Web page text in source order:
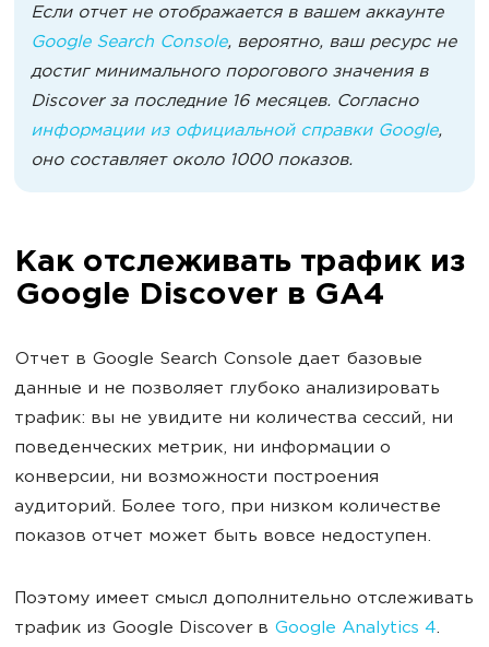
Если отчет не отображается в вашем аккаунте
Google Search Console, вероятно, ваш ресурс не
достиг минимального порогового значения в
Discover за последние 16 месяцев. Согласно
информации из официальной справки Google,
оно составляет около 1000 показов.
Как отслеживать трафик из
Google Discover в GA4
Отчет в Google Search Console дает базовые
данные и не позволяет глубоко анализировать
трафик: вы не увидите ни количества сессий, ни
поведенческих метрик, ни информации о
конверсии, ни возможности построения
аудиторий. Более того, при низком количестве
показов отчет может быть вовсе недоступен.
Поэтому имеет смысл дополнительно отслеживать
трафик из Google Discover в Google Analytics 4.